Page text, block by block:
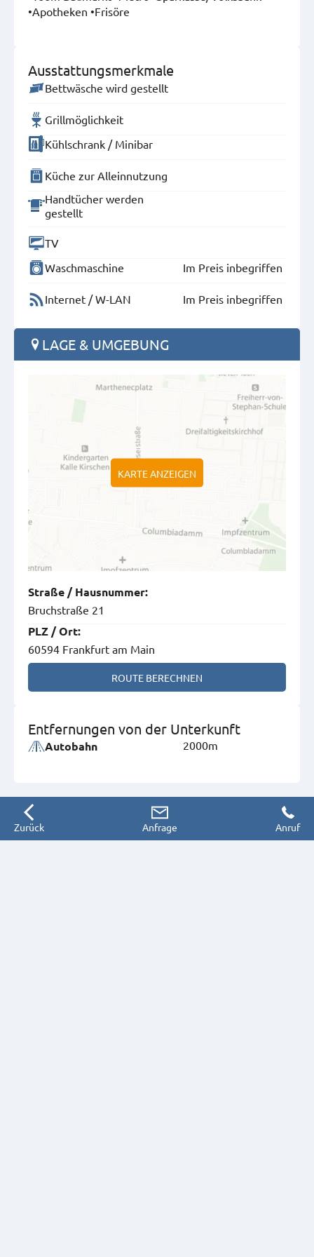
•Apotheken •Frisöre
Ausstattungsmerkmale
Bettwäsche wird gestellt
Grillmöglichkeit
Kühlschrank / Minibar
Küche zur Alleinnutzung
Handtücher werden
gestellt
TV
Waschmaschine
Im Preis inbegriffen
Internet / W-LAN Im Preis inbegriffen
LAGE & UMGEBUNG
KARTE ANZEIGEN
Straße / Hausnummer:
Bruchstraße 21
PLZ /Ort:
60594 Frankfurt am Main
ROUTE BERECHNEN
Entfernungen von der Unterkunft
Autobahn 2000m
Zurück Anfrage Anruf